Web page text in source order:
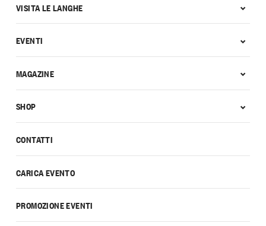
CONTATTI
CARICA EVENTO
PROMOZIONE EVENTI
VISITA LE LANGHE
EVENTI
MAGAZINE
SHOP